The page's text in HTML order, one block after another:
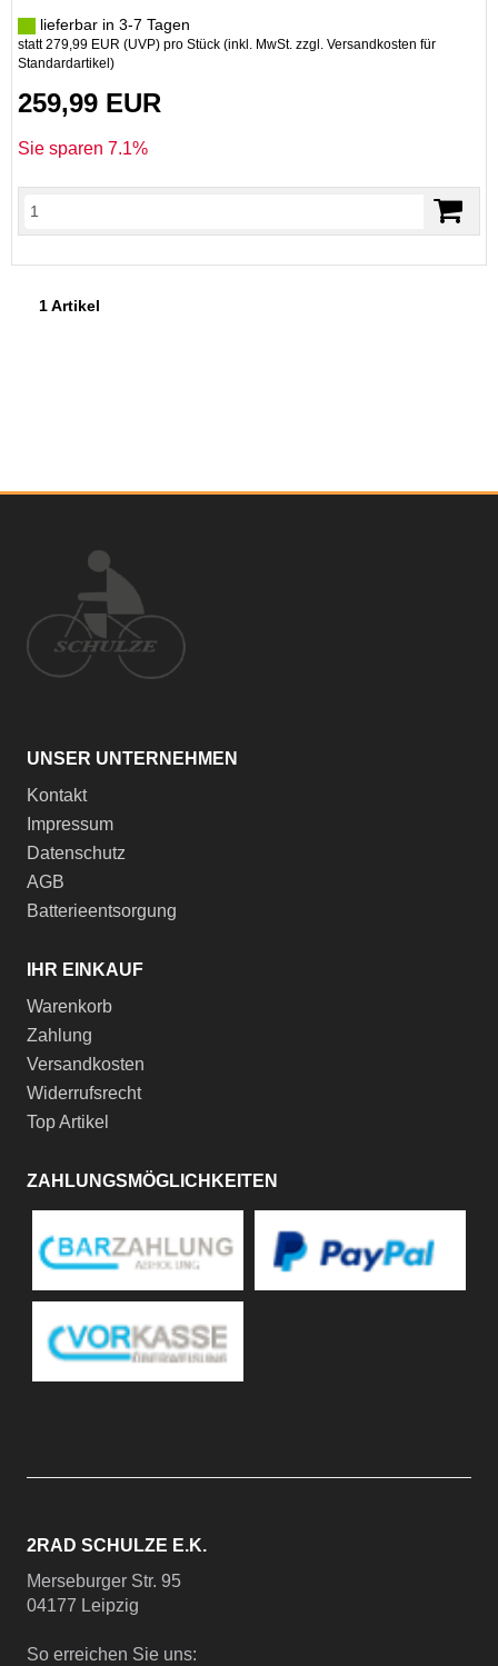
lieferbar in 3-7 Tagen
statt279,99 EUR (UVP) pro Stück (inkl. MwSt. zzgl. Versandkosten für
Standardartikel )
259,99 EUR
Sie sparen 7.1%
1 Artikel
UNSER UNTERNEHMEN
Kontakt
Impressum
Datenschutz
AGB
Batterieentsorgung
IHR EINKAUF
Warenkorb
Zahlung
Versandkosten
Widerrufsrecht
Top Artikel
ZAHLUNGSMÖGLICHKEITEN
2RAD SCHULZE E.K.
Merseburger Str. 95
04177 Leipzig
So erreichen Sie uns: